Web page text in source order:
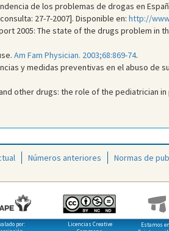
de los problemas de drogas en
27-7-2007]. Disponible en: http://
2005: The state of the drugs problem in
Am Fam Physician. 2003;68:869-74.
y medidas preventivas en el abuso de
other drugs: the role of the pediatrician
Números anteriores Normas de
por:
Licencias Creative
Estamos